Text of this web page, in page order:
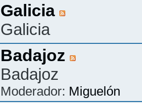
Galicia
Galicia
Badajoz
Badajoz
Moderador: Miguelón